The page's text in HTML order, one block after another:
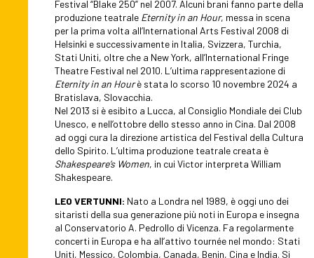
Festival “Blake 250” nel 2007. Alcuni brani fanno parte della
produzione teatrale Eternity in an Hour, messa in scena
per la prima volta all’International Arts Festival 2008 di
Helsinki e successivamente in Italia, Svizzera, Turchia,
Stati Uniti, oltre che a New York, all’International Fringe
Theatre Festival nel 2010. L’ultima rappresentazione di
Eternity in an Hourè stata lo scorso 10 novembre 2024 a
Bratislava, Slovacchia.
Nel 2013 si è esibito a Lucca, al Consiglio Mondiale dei Club
Unesco, e nell’ottobre dello stesso anno in Cina. Dal 2008
ad oggi cura la direzione artistica del Festival della Cultura
dello Spirito. L’ultima produzione teatrale creata è
Shakespeare’s Women, in cui Victor interpreta William
Shakespeare.
LEO VERTUNNI: Nato a Londra nel 1989, è oggi uno dei
sitaristi della sua generazione più noti in Europa e insegna
al Conservatorio A. Pedrollo di Vicenza. Fa regolarmente
concerti in Europa e ha all’attivo tournée nel mondo: Stati
Uniti, Messico, Colombia, Canada, Benin, Cina e India. Si